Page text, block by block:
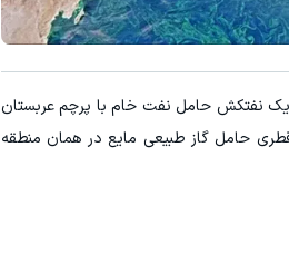
یک نفتکش حامل نفت خام با پرچم عربستان
حامل گاز طبیعی مایع در همان منطقه